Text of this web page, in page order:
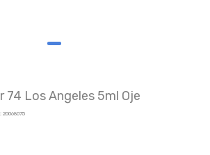
74 Los Angeles 5ml Oje
20068075